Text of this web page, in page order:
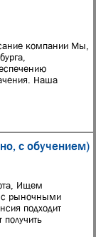
компании Мы,
Наша
с обучением)
Ищем
с рыночными
подходит